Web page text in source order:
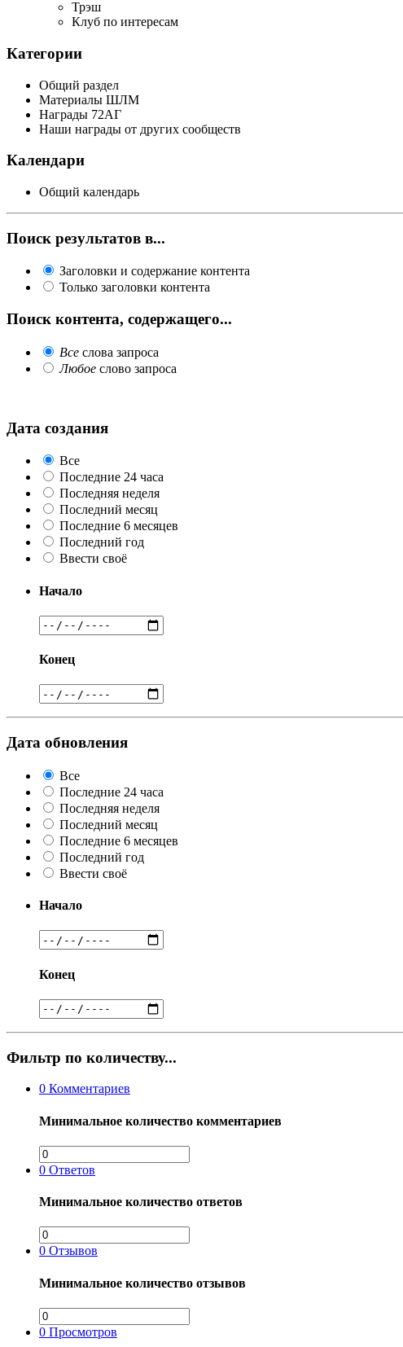
Трэш
Клуб по интересам
Категории
Общий раздел
Материалы ШЛМ
Награды 72АГ
Наши награды от других сообществ
Календари
Общий календарь
Поиск результатов в...
Заголовки и содержание контента
Только заголовки контента
Поиск контента, содержащего...
Все слова запроса
Любое слово запроса
Дата создания
Все
Последние 24 часа
Последняя неделя
Последний месяц
Последние 6 месяцев
Последний год
Ввести своё
Начало
Конец
Дата обновления
Все
Последние 24 часа
Последняя неделя
Последний месяц
Последние 6 месяцев
Последний год
Ввести своё
Начало
Конец
Фильтр по количеству...
0 Комментариев
Минимальное количество комментариев
0 Ответов
Минимальное количество ответов
0 Отзывов
Минимальное количество отзывов
0 Просмотров